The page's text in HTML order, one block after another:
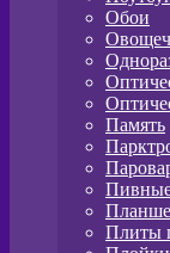
Обои
Память
Плиты